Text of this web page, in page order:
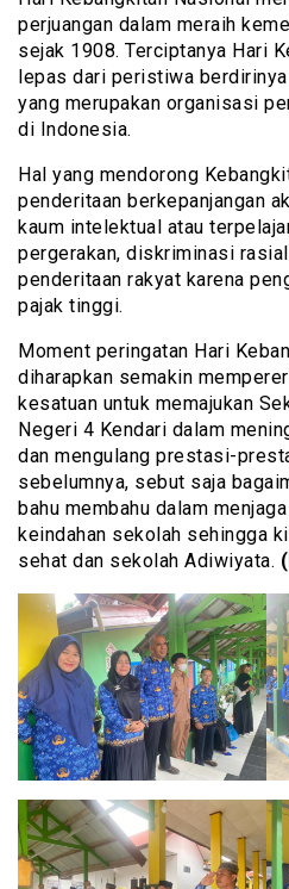
perjuangan dalam meraih
sejak 1908. Terciptanya Hari
lepas dari peristiwa
yang merupakan organisasi
di Indonesia.
Hal yang mendorong
penderitaan berkepanjangan
kaum intelektual atau
pergerakan, diskriminasi
penderitaan rakyat karena
pajak tinggi.
Moment peringatan Hari
diharapkan semakin
kesatuan untuk memajukan
Negeri 4 Kendari dalam
dan mengulang prestasi-
sebelumnya, sebut saja
bahu membahu dalam
keindahan sekolah sehingga
sehat dan sekolah Adiwiyata.